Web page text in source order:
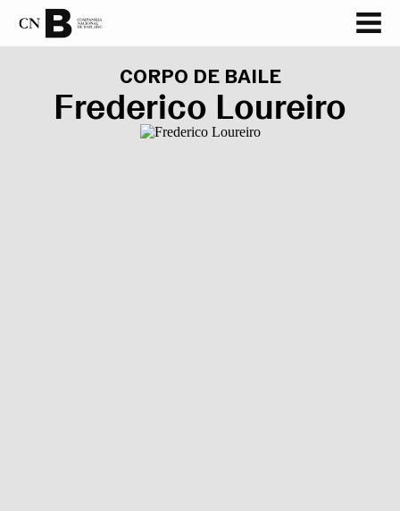
CORPO DE BAILE
Frederico Loureiro